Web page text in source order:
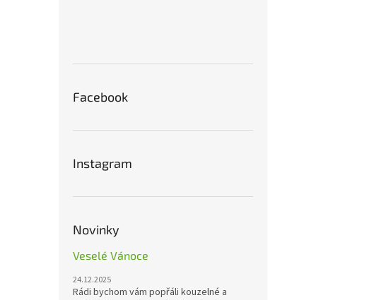
Facebook
Instagram
Novinky
Veselé Vánoce
24.12.2025
Rádi bychom vám popřáli kouzelné a